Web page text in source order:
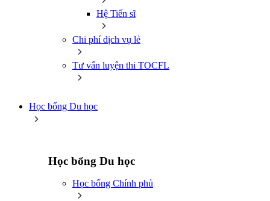
Hệ Tiến sĩ
Chi phí dịch vụ lẻ
Tư vấn luyện thi TOCFL
Học bổng Du học
Học bổng Du học
Học bổng Chính phủ